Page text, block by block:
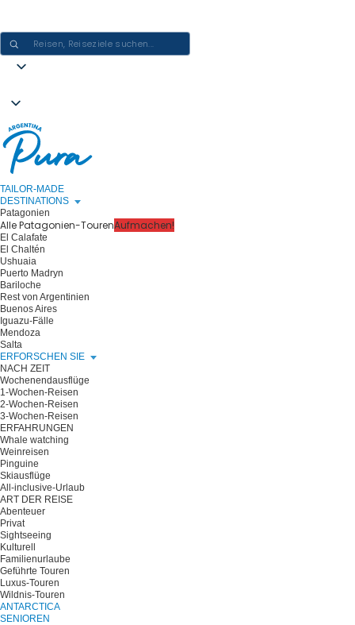
TAILOR-MADE
DESTINATIONS
Patagonien
Alle Patagonien-TourenAufmachen!
El Calafate
El Chaltén
Ushuaia
Puerto Madryn
Bariloche
Rest von Argentinien
Buenos Aires
Iguazu-Fälle
Mendoza
Salta
ERFORSCHEN SIE
NACH ZEIT
Wochenendausflüge
1-Wochen-Reisen
2-Wochen-Reisen
3-Wochen-Reisen
ERFAHRUNGEN
Whale watching
Weinreisen
Pinguine
Skiausflüge
All-inclusive-Urlaub
ART DER REISE
Abenteuer
Privat
Sightseeing
Kulturell
Familienurlaube
Geführte Touren
Luxus-Touren
Wildnis-Touren
ANTARCTICA
SENIOREN